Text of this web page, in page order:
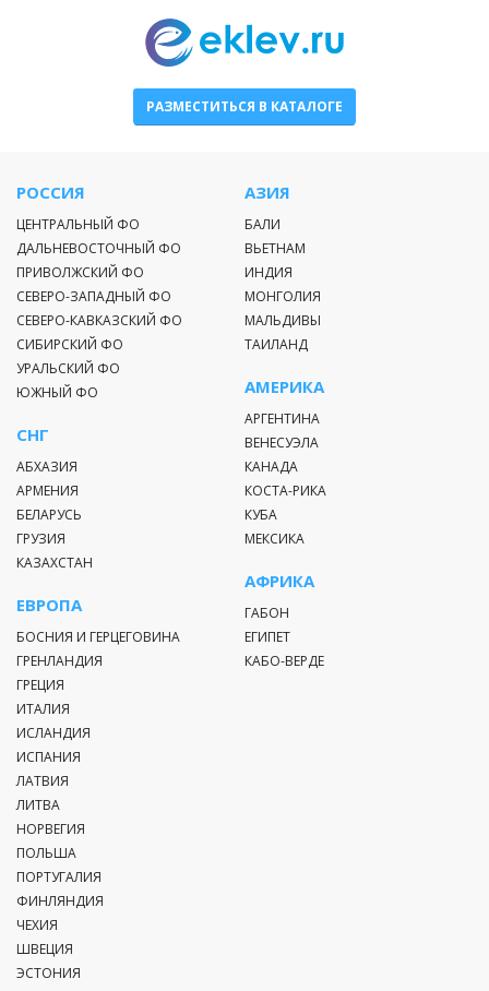
РАЗМЕСТИТЬСЯ В КАТАЛОГЕ
РОССИЯ
ЦЕНТРАЛЬНЫЙ ФО
ДАЛЬНЕВОСТОЧНЫЙ ФО
ПРИВОЛЖСКИЙ ФО
СЕВЕРО-ЗАПАДНЫЙ ФО
СЕВЕРО-КАВКАЗСКИЙ ФО
СИБИРСКИЙ ФО
УРАЛЬСКИЙ ФО
ЮЖНЫЙ ФО
СНГ
АБХАЗИЯ
АРМЕНИЯ
БЕЛАРУСЬ
ГРУЗИЯ
КАЗАХСТАН
ЕВРОПА
БОСНИЯ И ГЕРЦЕГОВИНА
ГРЕНЛАНДИЯ
ГРЕЦИЯ
ИТАЛИЯ
ИСЛАНДИЯ
ИСПАНИЯ
ЛАТВИЯ
ЛИТВА
НОРВЕГИЯ
ПОЛЬША
ПОРТУГАЛИЯ
ФИНЛЯНДИЯ
ЧЕХИЯ
ШВЕЦИЯ
ЭСТОНИЯ
АЗИЯ
БАЛИ
ВЬЕТНАМ
ИНДИЯ
МОНГОЛИЯ
МАЛЬДИВЫ
ТАИЛАНД
АМЕРИКА
АРГЕНТИНА
ВЕНЕСУЭЛА
КАНАДА
КОСТА-РИКА
КУБА
МЕКСИКА
АФРИКА
ГАБОН
ЕГИПЕТ
КАБО-ВЕРДЕ